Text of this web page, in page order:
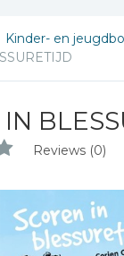
Kinder- en
IN
Reviews (0)